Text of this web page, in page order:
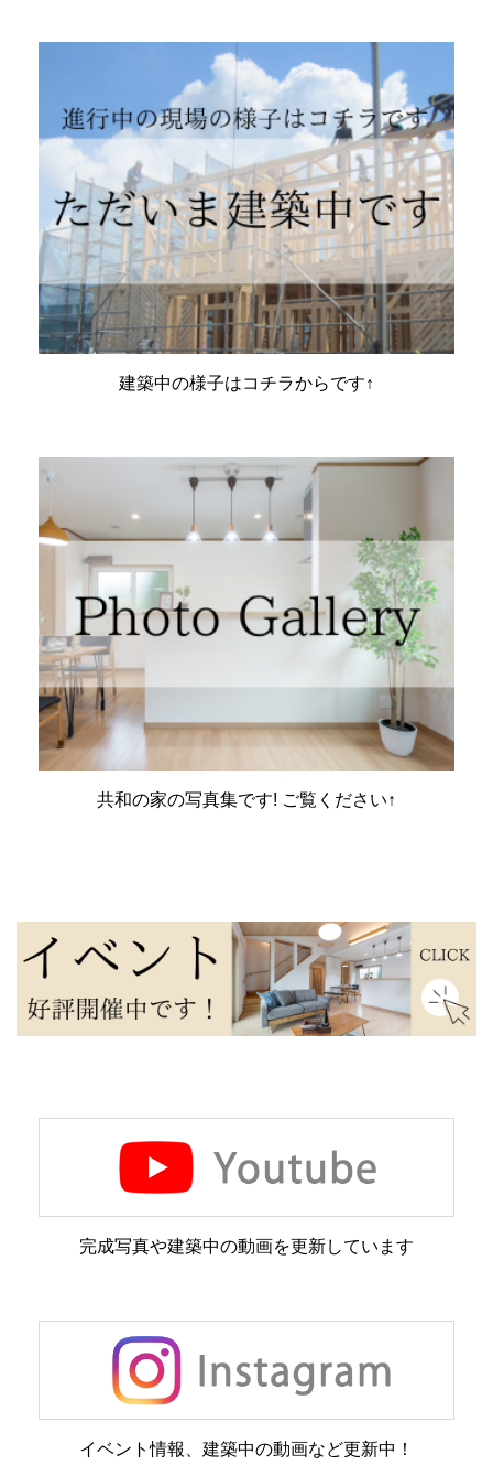
建築中の様子はコチラからです↑
共和の家の写真集です! ご覧ください↑
完成写真や建築中の動画を更新しています
イベント情報、建築中の動画など更新中！